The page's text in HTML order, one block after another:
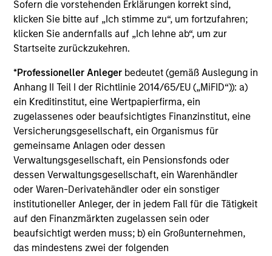
Sofern die vorstehenden Erklärungen korrekt sind,
klicken Sie bitte auf „Ich stimme zu“, um fortzufahren;
klicken Sie andernfalls auf „Ich lehne ab“, um zur
Startseite zurückzukehren.
*Professioneller Anleger bedeutet (gemäß Auslegung in
Anhang II Teil I der Richtlinie 2014/65/EU („MiFID“)): a)
ein Kreditinstitut, eine Wertpapierfirma, ein
zugelassenes oder beaufsichtigtes Finanzinstitut, eine
Versicherungsgesellschaft, ein Organismus für
gemeinsame Anlagen oder dessen
Verwaltungsgesellschaft, ein Pensionsfonds oder
dessen Verwaltungsgesellschaft, ein Warenhändler
oder Waren-Derivatehändler oder ein sonstiger
institutioneller Anleger, der in jedem Fall für die Tätigkeit
auf den Finanzmärkten zugelassen sein oder
beaufsichtigt werden muss; b) ein Großunternehmen,
das mindestens zwei der folgenden
Global Tactical Asset Allocation Strategy
Invests across global asset classes,
including stocks, bonds, currencies and
commodities, seeking to exploit
inefficiencies between markets, regions and
sectors aiming to deliver returns in excess
of the benchmark.
Outsourced CIO Programs
Offers comprehensive, full-service
discretionary investment management
programs tailored to the specific needs and
requirements of each client.